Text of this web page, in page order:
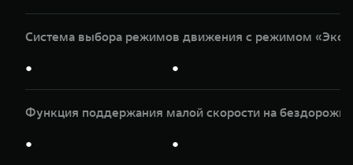
Система выбора режимов движения с режимом
● ●
Функция поддержания малой скорости на
● ●